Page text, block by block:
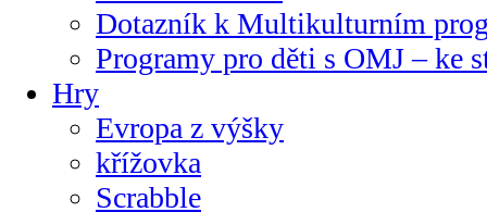
Dotazník k Multikulturním
Programy pro děti s OMJ – ke
Hry
Evropa z výšky
křížovka
Scrabble